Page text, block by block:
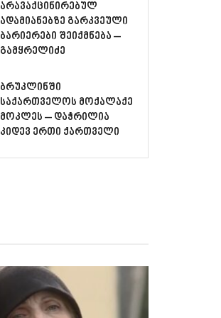
არავაქცინირებულ
ადამიანებზე გარკვეული
ბარიერები შეიქმნება –
გამყრელიძე
ბრუკლინში
საქართველოს მოქალაქე
მოკლეს – დაჭრილია
კიდევ ერთი ქართველი